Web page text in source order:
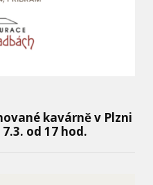
kavárně v Plzni
od 17 hod.